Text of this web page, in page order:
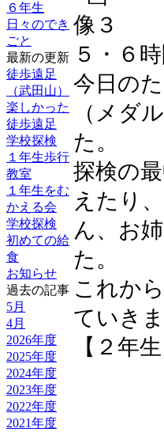
６年生
日々のでき
ごと
最新の更新
徒歩遠足
（武田山）
楽しかった
徒歩遠足
学校探検
１年生歩行
教室
１年生をむ
かえる会
学校探検
初めての給
食
お知らせ
過去の記事
5月
4月
2026年度
2025年度
2024年度
2023年度
2022年度
2021年度
５・６
今日の
（メダ
た。
探検の
えたり
ん、お
た。
これか
ていきま
【２年